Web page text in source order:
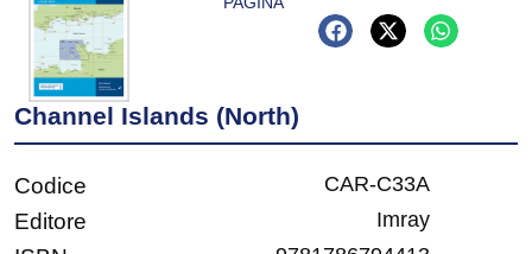
Channel Islands (North)
Codice CAR-C33A
Editore Imray